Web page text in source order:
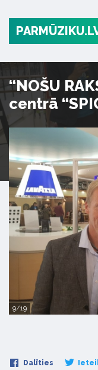
“NOŠU
centrā
9/19
Dalīties